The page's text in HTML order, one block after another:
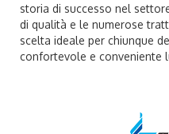
storia di successo nel
di qualità e le numerose
scelta ideale per chiunque
confortevole e conveniente